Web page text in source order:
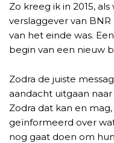
Zo kreeg ik in 2015,
verslaggever van
van het einde was.
begin van een nieuw
Zodra de juiste
aandacht uitgaan
Zodra dat kan en
geïnformeerd over
nog gaat doen om